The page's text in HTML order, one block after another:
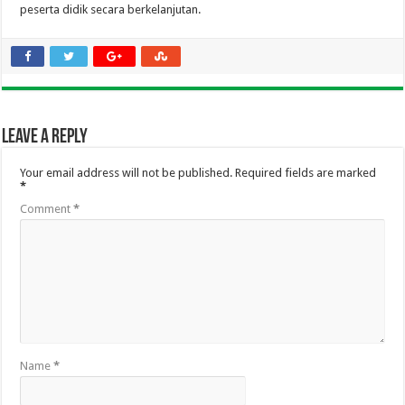
peserta didik secara berkelanjutan.
Leave a Reply
Your email address will not be published. Required fields are marked
*
Comment*
Name*